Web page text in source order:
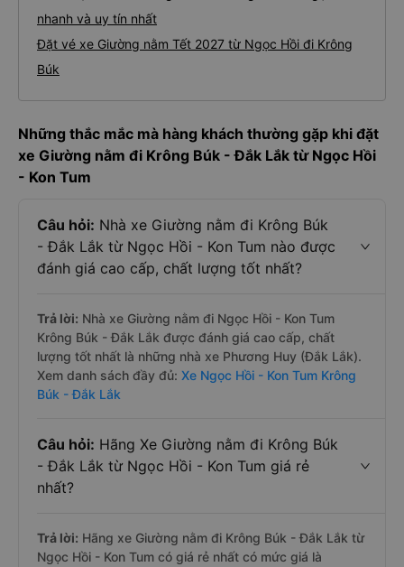
nhanh và uy tín nhất
Đặt vé xe Giường nằm Tết 2027 từ Ngọc Hồi đi Krông
Búk
Những thắc mắc mà hàng khách thường gặp khi đặt
xe Giường nằm đi Krông Búk - Đắk Lắk từ Ngọc Hồi
- Kon Tum
Câu hỏi: Nhà xe Giường nằm đi Krông Búk
- Đắk Lắk từ Ngọc Hồi - Kon Tum nào được
đánh giá cao cấp, chất lượng tốt nhất?
Trả lời: Nhà xe Giường nằm đi Ngọc Hồi - Kon Tum
Krông Búk - Đắk Lắk được đánh giá cao cấp, chất
lượng tốt nhất là những nhà xe Phương Huy (Đắk Lắk).
Xem danh sách đầy đủ: Xe Ngọc Hồi - Kon Tum Krông
Búk - Đắk Lắk
Câu hỏi: Hãng Xe Giường nằm đi Krông Búk
- Đắk Lắk từ Ngọc Hồi - Kon Tum giá rẻ
nhất?
Trả lời: Hãng xe Giường nằm đi Krông Búk - Đắk Lắk từ
Ngọc Hồi - Kon Tum có giá rẻ nhất có mức giá là